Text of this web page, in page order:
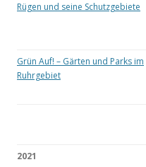
Rügen und seine Schutzgebiete
Grün Auf! – Gärten und Parks im
Ruhrgebiet
2021